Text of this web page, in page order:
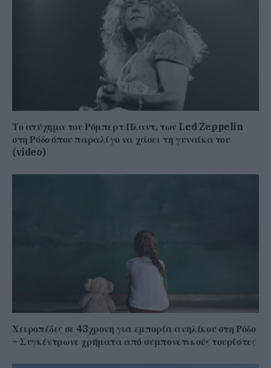
Το ατύχημα του Ρόμπερτ Πλαντ, των Led Zeppelin
στη Ρόδο όπου παραλίγο να χάσει τη γυναίκα του
(video)
Χειροπέδες σε 43χρονη για εμπορία ανηλίκου στη Ρόδο
– Συγκέντρωνε χρήματα από συμπονετικούς τουρίστες